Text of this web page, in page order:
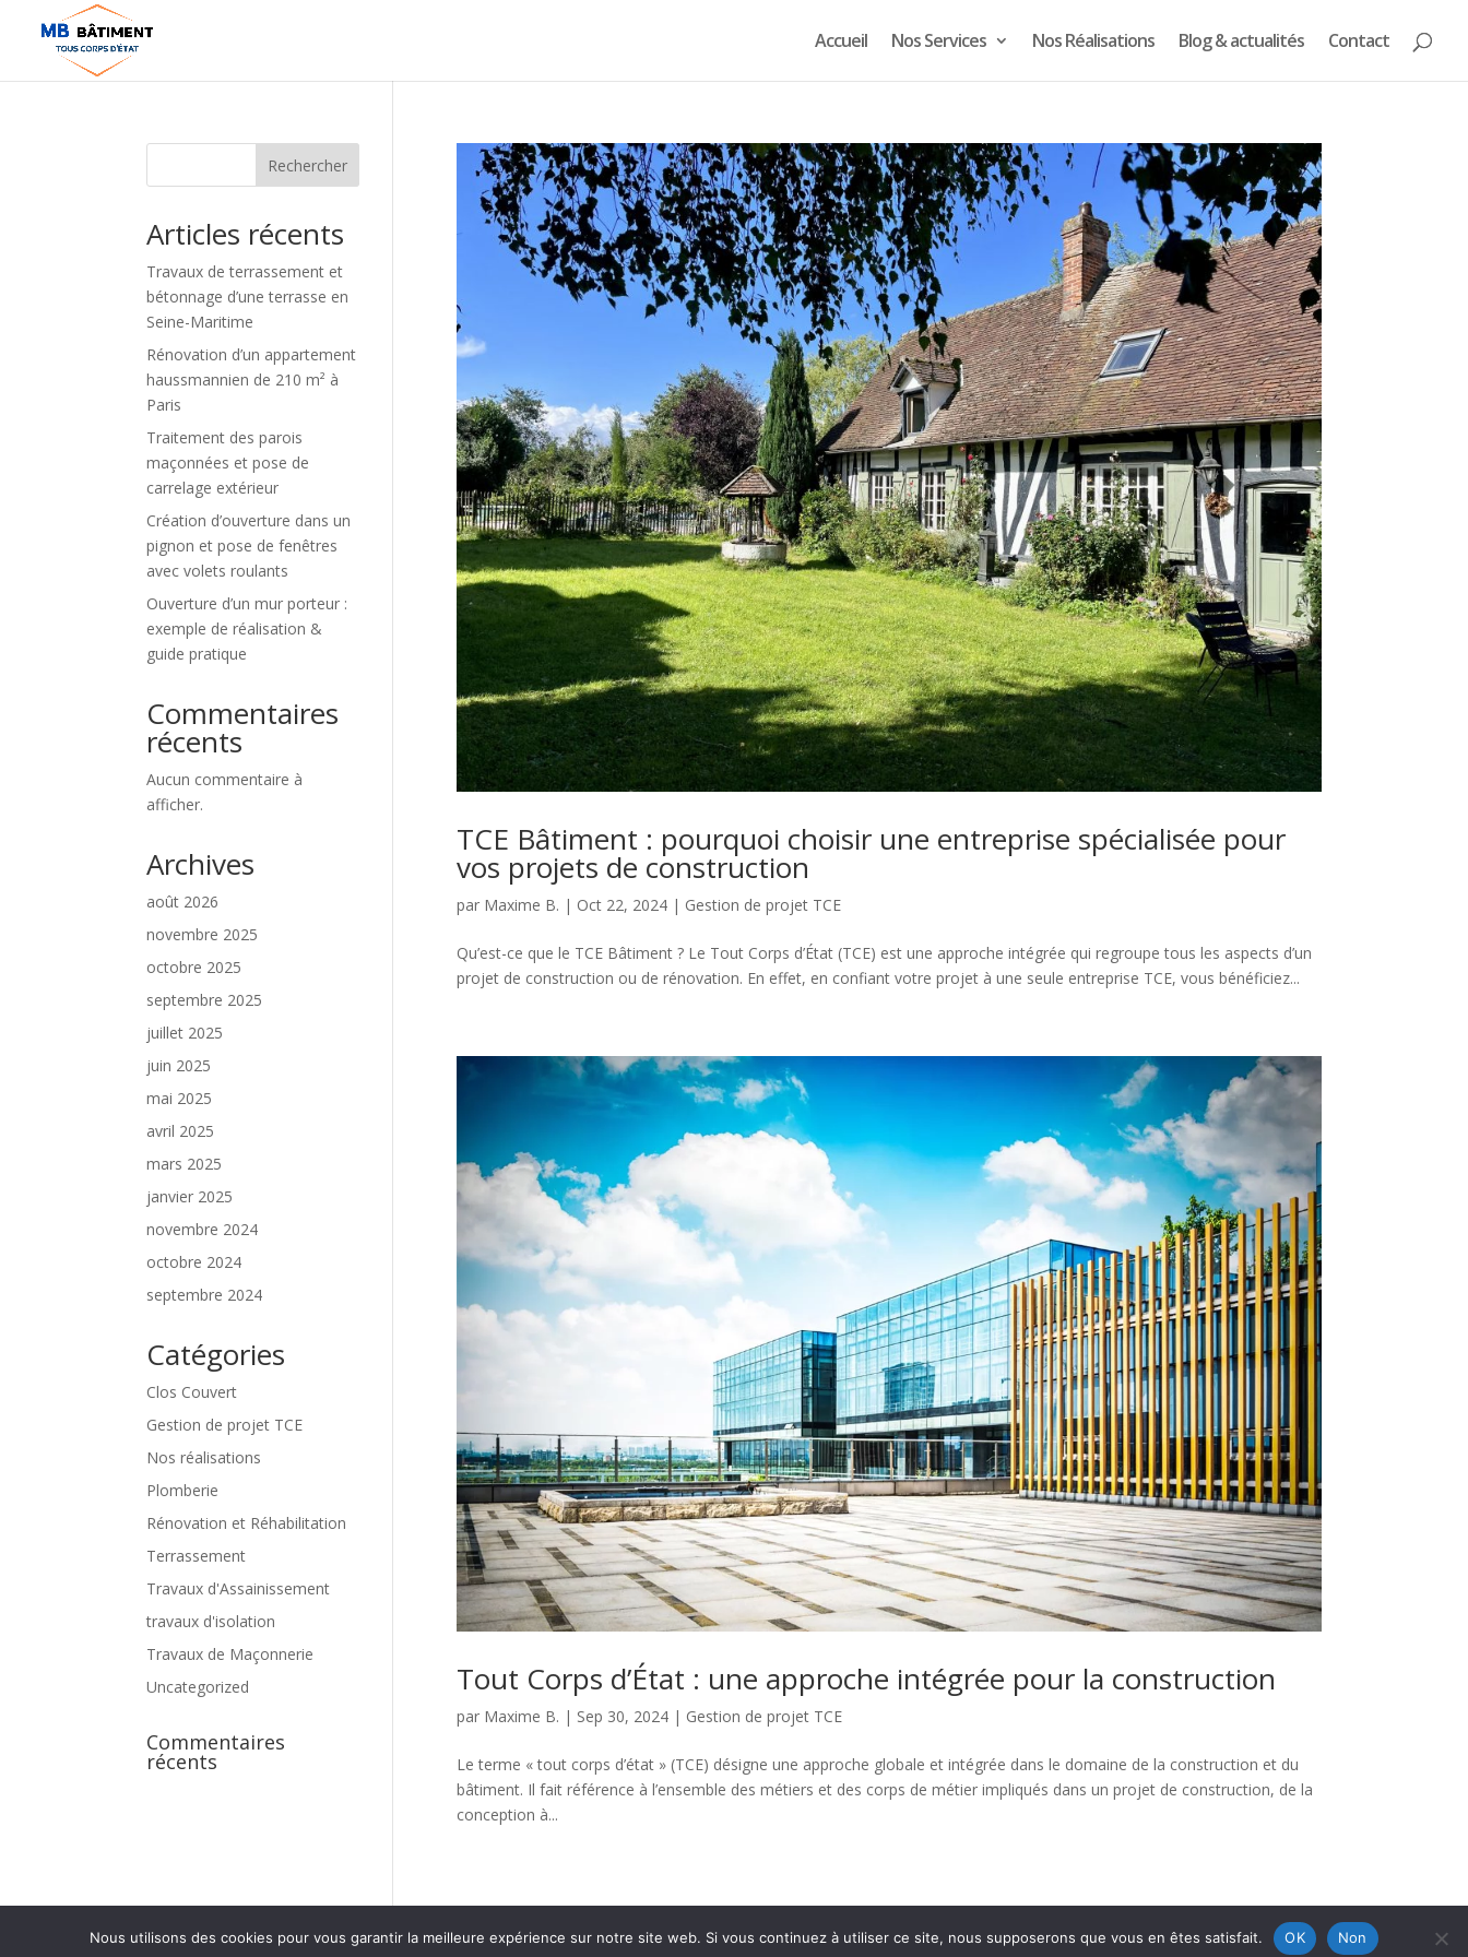
Accueil Nos Services Nos Réalisations Blog & actualités Contact
TCE Bâtiment : pourquoi choisir une entreprise spécialisée pour
vos projets de construction
par Maxime B. | Oct 22, 2024| Gestion de projet TCE
Qu’est-ce que le TCE Bâtiment ? Le Tout Corps d’État (TCE) est une approche intégrée qui regroupe tous les aspects d’un
projet de construction ou de rénovation. En effet, en confiant votre projet à une seule entreprise TCE, vous bénéficiez...
Tout Corps d’État : une approche intégrée pour la construction
par Maxime B. | Sep 30, 2024| Gestion de projet TCE
Le terme « tout corps d’état » (TCE) désigne une approche globale et intégrée dans le domaine de la construction et du
bâtiment. Il fait référence à l’ensemble des métiers et des corps de métier impliqués dans un projet de construction, de la
conception à...
Rechercher
Articles récents
Travaux de terrassement et
bétonnage d’une terrasse en
Seine-Maritime
Rénovation d’un appartement
haussmannien de 210 m² à
Paris
Traitement des parois
maçonnées et pose de
carrelage extérieur
Création d’ouverture dans un
pignon et pose de fenêtres
avec volets roulants
Ouverture d’un mur porteur :
exemple de réalisation &
guide pratique
Commentaires
récents
Aucun commentaire à
afficher.
Archives
août 2026
novembre 2025
octobre 2025
septembre 2025
juillet 2025
juin 2025
mai 2025
avril 2025
mars 2025
janvier 2025
novembre 2024
octobre 2024
septembre 2024
Catégories
Clos Couvert
Gestion de projet TCE
Nos réalisations
Plomberie
Rénovation et Réhabilitation
Terrassement
Travaux d'Assainissement
travaux d'isolation
Travaux de Maçonnerie
Uncategorized
Commentaires
récents
Nous utilisons des cookies pour vous garantir la meilleure expérience sur notre site web. Si vous continuez à utiliser ce site, nous supposerons que vous en êtes satisfait. OK Non